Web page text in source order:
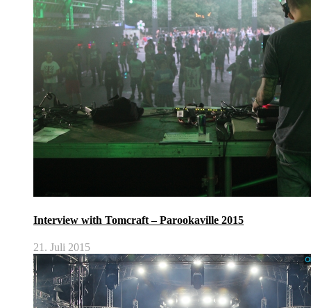
Interview with Tomcraft – Parookaville 2015
21. Juli 2015